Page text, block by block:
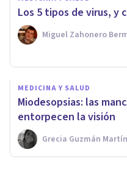
Los 5 tipos de virus, y
Miguel Zahonero
MEDICINA Y SALUD
Miodesopsias: las
entorpecen la visión
Grecia Guzmán
Las 4 fases de
duplica la
Miguel Zahonero